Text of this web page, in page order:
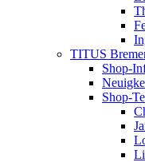
TITUS
Shop-
Shop-